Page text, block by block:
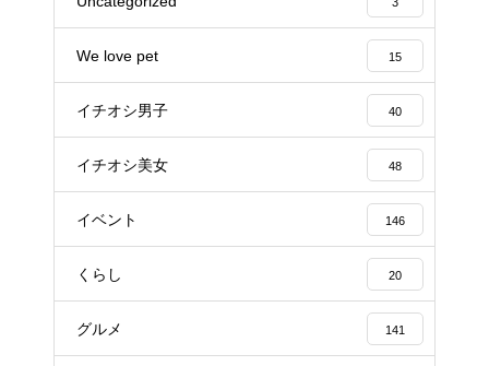
3
We love pet 15
イチオシ男子 40
イチオシ美女 48
イベント 146
くらし 20
グルメ 141